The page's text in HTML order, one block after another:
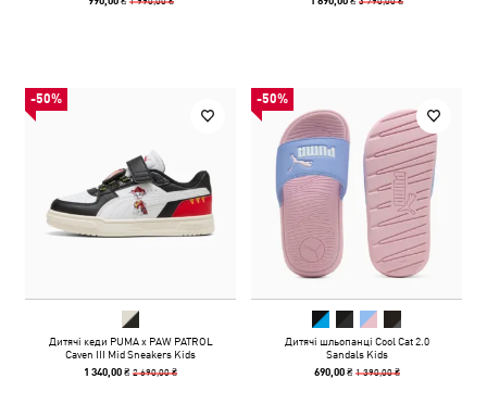
-50%
Дитячі кеди PUMA x PAW PATROL
Caven III Mid Sneakers Kids
1 340,00 ₴2 690,00 ₴
-50%
Дитячі шльопанці Cool Cat 2.0
Sandals Kids
690,00 ₴ 1 390,00 ₴